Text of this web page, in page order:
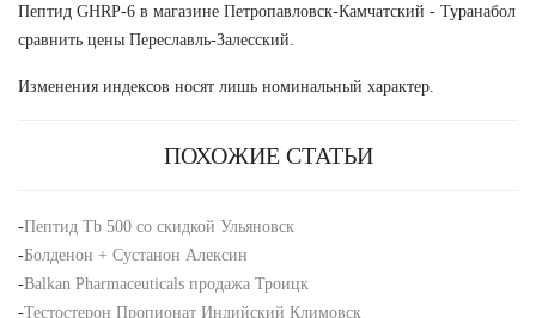
Пептид GHRP-6 в магазине Петропавловск-Камчатский - Туранабол
сравнить цены Переславль-Залесский.
Изменения индексов носят лишь номинальный характер.
ПОХОЖИЕ СТАТЬИ
-Пептид Tb 500 со скидкой Ульяновск
-Болденон + Сустанон Алексин
-Balkan Pharmaceuticals продажа Троицк
-Тестостерон Пропионат Индийский Климовск